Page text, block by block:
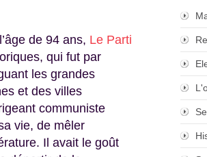
de 94 ans, Le Parti
qui fut par
les grandes
et des villes
communiste
vie, de mêler
Il avait le goût